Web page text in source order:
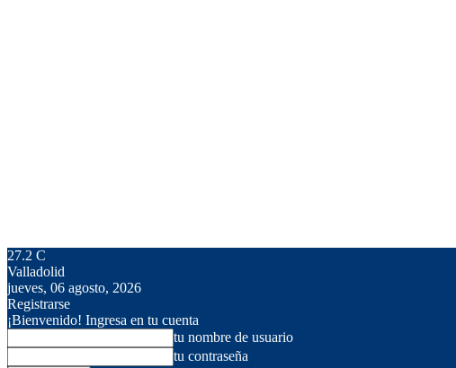
27.2 C
Valladolid
jueves, 06 agosto, 2026
Registrarse
¡Bienvenido! Ingresa en tu cuenta
tu nombre de usuario
tu contraseña